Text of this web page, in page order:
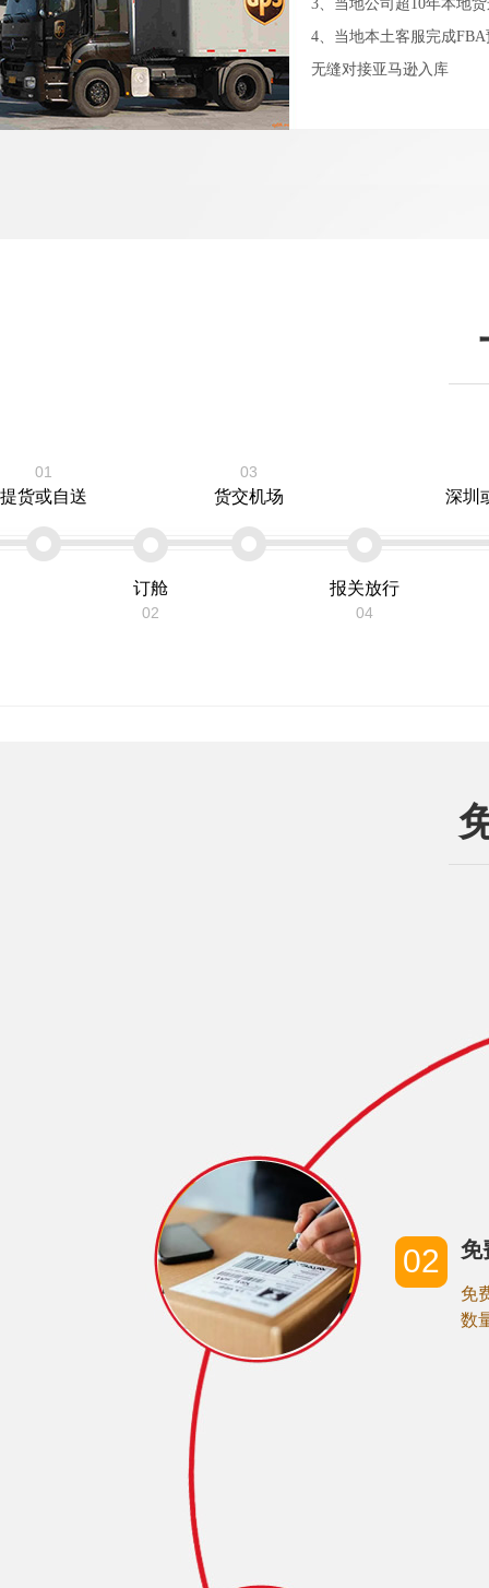
3、当地公司超10年本地
4、当地本土客服完成
无缝对接亚马逊入库
01
提货或自送
订舱
02
03
货交机场
报关放行
04
深圳
02 免
免
数